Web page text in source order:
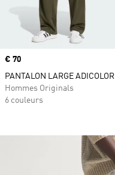
Prix
€ 70
PANTALON LARGE ADICOLOR
Hommes Originals
6 couleurs